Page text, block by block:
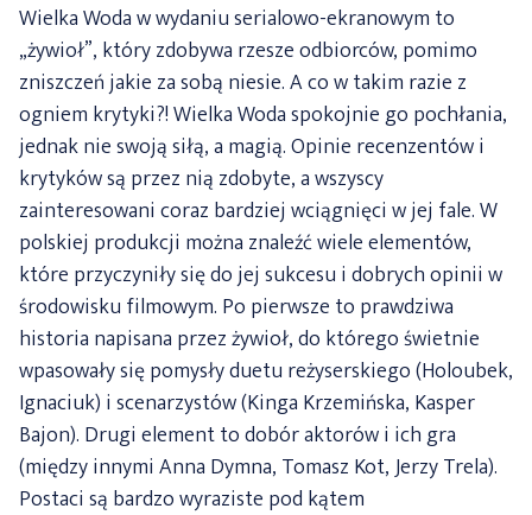
Wielka Woda w wydaniu serialowo-ekranowym to
„żywioł”, który zdobywa rzesze odbiorców, pomimo
zniszczeń jakie za sobą niesie. A co w takim razie z
ogniem krytyki?! Wielka Woda spokojnie go pochłania,
jednak nie swoją siłą, a magią. Opinie recenzentów i
krytyków są przez nią zdobyte, a wszyscy
zainteresowani coraz bardziej wciągnięci w jej fale. W
polskiej produkcji można znaleźć wiele elementów,
które przyczyniły się do jej sukcesu i dobrych opinii w
środowisku filmowym. Po pierwsze to prawdziwa
historia napisana przez żywioł, do którego świetnie
wpasowały się pomysły duetu reżyserskiego (Holoubek,
Ignaciuk) i scenarzystów (Kinga Krzemińska, Kasper
Bajon). Drugi element to dobór aktorów i ich gra
(między innymi Anna Dymna, Tomasz Kot, Jerzy Trela).
Postaci są bardzo wyraziste pod kątem